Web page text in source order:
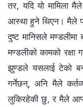
तर, यदि यो मामिला
आस्था हुने थिएन। मैले
दुष्ट मानिसले
मण्डलीको कामको
झुण्डले यसलाई टेको
गर्नेछन्, अनि मैले
लुकिरहेकी छु, र मैले